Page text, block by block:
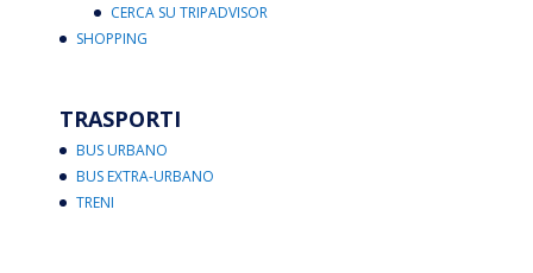
CERCA SU TRIPADVISOR
SHOPPING
TRASPORTI
BUS URBANO
BUS EXTRA-URBANO
TRENI